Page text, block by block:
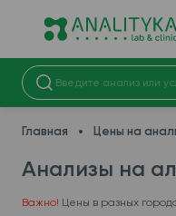
Главная Цены на
Анализы на
Важно! Цены в разных